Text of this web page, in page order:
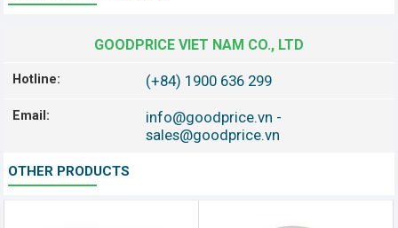
GOODPRICE VIET NAM CO., LTD
Hotline: (+84) 1900 636 299
Email: info@goodprice.vn -
sales@goodprice.vn
OTHER PRODUCTS